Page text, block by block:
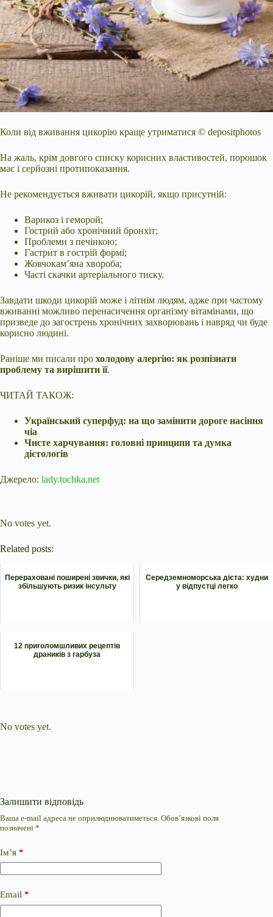
Коли від вживання цикорію краще утриматися © depositphotos
На жаль, крім довгого списку корисних властивостей, порошок
має і серйозні протипоказання.
Не рекомендується вживати цикорій, якщо присутній:
Варикоз і геморой;
Гострий або хронічний бронхіт;
Проблеми з печінкою;
Гастрит в гострій формі;
Жовчокам’яна хвороба;
Часті скачки артеріального тиску.
Завдати шкоди цикорій може і літнім людям, адже при частому
вживанні можливо перенасичення організму вітамінами, що
призведе до загострень хронічних захворювань і навряд чи буде
корисно людині.
Раніше ми писали про холодову алергію: як розпізнати
проблему та вирішити її.
ЧИТАЙ ТАКОЖ:
Український суперфуд: на що замінити дороге насіння
чіа
Чисте харчування: головні принципи та думка
дієтологів
Джерело: lady.tochka.net
No votes yet.
Related posts:
Перераховані поширені звички, які
збільшують ризик інсульту
Середземноморська дієта: худни
у відпустці легко
12 приголомшливих рецептів
драників з гарбуза
No votes yet.
Залишити відповідь
Ваша e-mail адреса не оприлюднюватиметься. Обов’язкові поля
позначені *
Ім’я *
Email *